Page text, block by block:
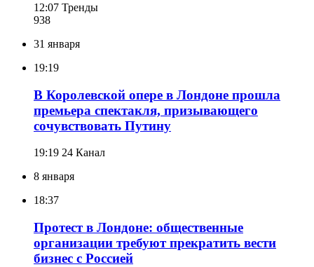
12:07 Тренды
938
31 января
19:19
В Королевской опере в Лондоне прошла
премьера спектакля, призывающего
сочувствовать Путину
19:19 24 Канал
8 января
18:37
Протест в Лондоне: общественные
организации требуют прекратить вести
бизнес с Россией